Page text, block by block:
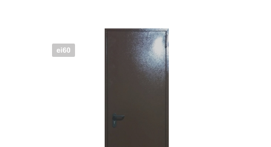
грунтовка ГФ-021
порошковое напыление
Дополнительно